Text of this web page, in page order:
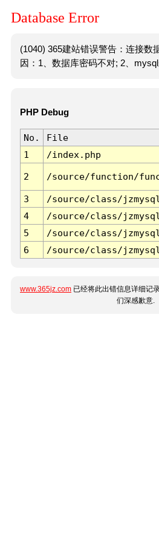
Database Error
(1040) 365建站错误警告：连接数
因：1、数据库密码不对; 2、mysql
PHP Debug
No. File
1
/index.php
2 /source/function/
3 /source/class/
4
/source/class/
5
/source/class/
6
/source/class/
www.365jz.com 已经将此出错信息详细记
们深感歉意.